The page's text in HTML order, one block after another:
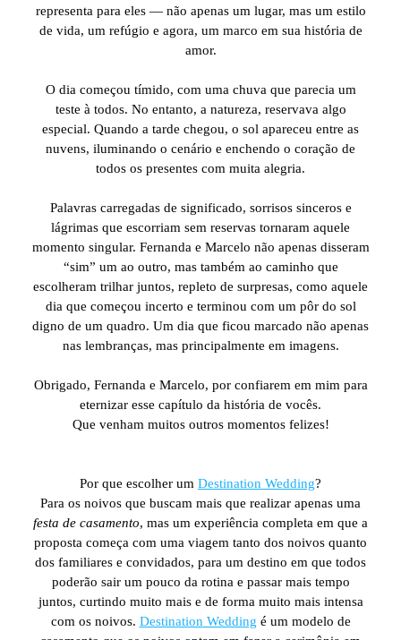
representa para eles — não apenas um lugar, mas um estilo
de vida, um refúgio e agora, um marco em sua história de
amor.
O dia começou tímido, com uma chuva que parecia um
teste à todos. No entanto, a natureza, reservava algo
especial. Quando a tarde chegou, o sol apareceu entre as
nuvens, iluminando o cenário e enchendo o coração de
todos os presentes com muita alegria.
Palavras carregadas de significado, sorrisos sinceros e
lágrimas que escorriam sem reservas tornaram aquele
momento singular. Fernanda e Marcelo não apenas disseram
“sim” um ao outro, mas também ao caminho que
escolheram trilhar juntos, repleto de surpresas, como aquele
dia que começou incerto e terminou com um pôr do sol
digno de um quadro. Um dia que ficou marcado não apenas
nas lembranças, mas principalmente em imagens.
Obrigado, Fernanda e Marcelo, por confiarem em mim para
eternizar esse capítulo da história de vocês.
Que venham muitos outros momentos felizes!
Por que escolher um Destination Wedding?
Para os noivos que buscam mais que realizar apenas uma
festa de casamento, mas um experiência completa em que a
proposta começa com uma viagem tanto dos noivos quanto
dos familiares e convidados, para um destino em que todos
poderão sair um pouco da rotina e passar mais tempo
juntos, curtindo muito mais e de forma muito mais intensa
com os noivos. Destination Wedding é um modelo de